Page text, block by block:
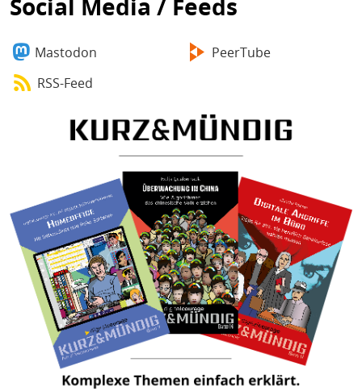
Social Media / Feeds
Mastodon
PeerTube
RSS-Feed